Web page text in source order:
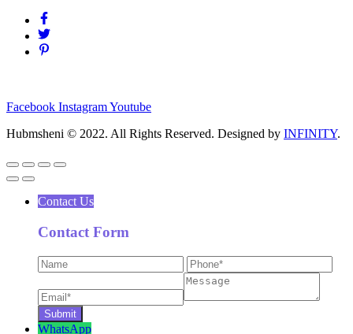
Facebook InstagramYoutube
Hubmsheni © 2022. All Rights Reserved. Designed by INFINITY.
Contact Us
Contact Form
WhatsApp